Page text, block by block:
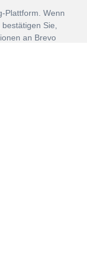
Plattform. Wenn
Sie,
an Brevo